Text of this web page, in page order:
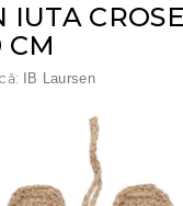
CM
IB Laursen